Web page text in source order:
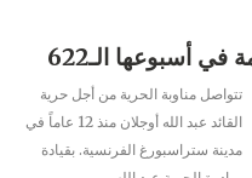
أسبوعها الـ622
تتواصل مناوبة الحرية من أجل حرية
القائد عبد الله أوجلان منذ 12 عاماً في
مدينة ستراسبورغ الفرنسية. بقيادة